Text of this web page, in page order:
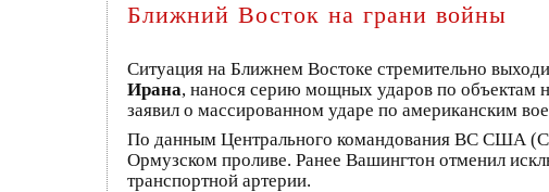
Ближний Восток на грани войны
Ситуация на Ближнем Востоке стремительно
Ирана, нанося серию мощных ударов по объектам
заявил о массированном ударе по американским
По данным Центрального командования ВС США
Ормузском проливе. Ранее Вашингтон отменил
транспортной артерии.